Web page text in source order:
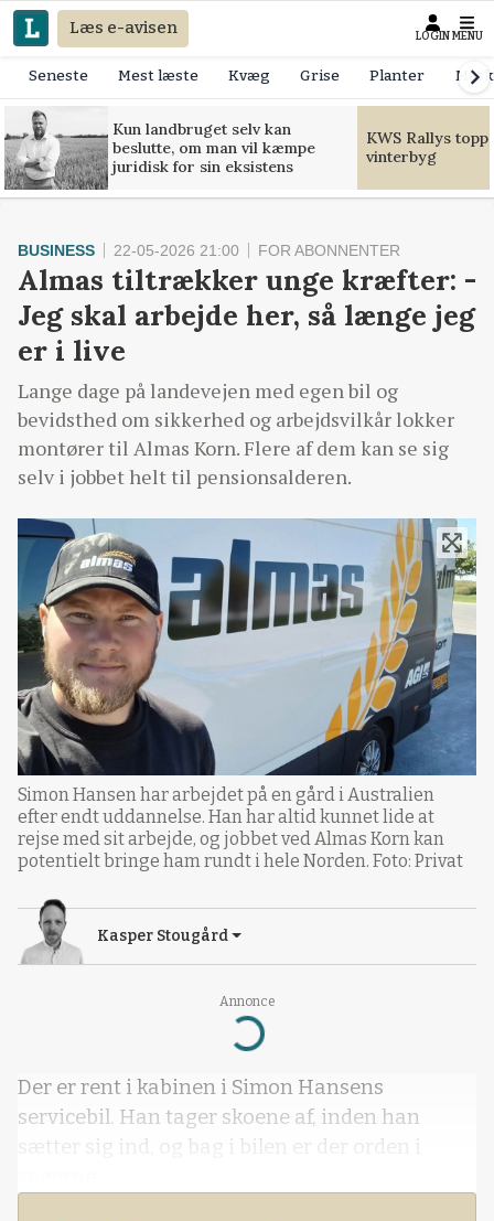
Læs e-avisen LOGIN MENU
Seneste Mest læste Kvæg Grise Planter
Kun landbruget selv kan
beslutte, om man vil kæmpe
juridisk for sin eksistens
KWS Rallys
vinterbyg
Annonce
Loading...
BUSINESS 22-05-2026 21:00 FOR ABONNENTER
Almas tiltrækker unge kræfter: -
Jeg skal arbejde her, så længe jeg
er i live
Lange dage på landevejen med egen bil og
bevidsthed om sikkerhed og arbejdsvilkår lokker
montører til Almas Korn. Flere af dem kan se sig
selv i jobbet helt til pensionsalderen.
Simon Hansen har arbejdet på en gård i Australien
efter endt uddannelse. Han har altid kunnet lide at
rejse med sit arbejde, og jobbet ved Almas Korn kan
potentielt bringe ham rundt i hele Norden. Foto: Privat
Kasper Stougård
Der er rent i kabinen i Simon Hansens
servicebil. Han tager skoene af, inden han
sætter sig ind, og bag i bilen er der orden i